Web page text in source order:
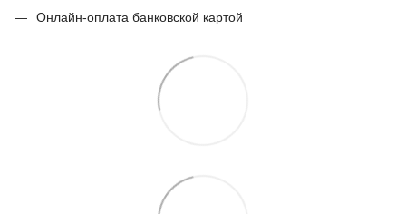
Онлайн-оплата банковской картой